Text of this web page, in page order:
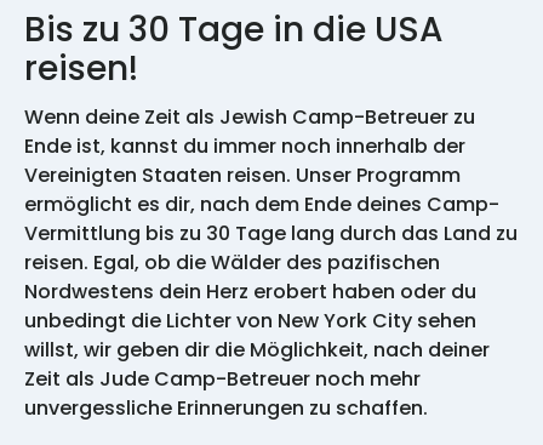
Bis zu 30 Tage in die USA
reisen!
Wenn deine Zeit als Jewish Camp-Betreuer zu
Ende ist, kannst du immer noch innerhalb der
Vereinigten Staaten reisen. Unser Programm
ermöglicht es dir, nach dem Ende deines Camp-
Vermittlung bis zu 30 Tage lang durch das Land zu
reisen. Egal, ob die Wälder des pazifischen
Nordwestens dein Herz erobert haben oder du
unbedingt die Lichter von New York City sehen
willst, wir geben dir die Möglichkeit, nach deiner
Zeit als Jude Camp-Betreuer noch mehr
unvergessliche Erinnerungen zu schaffen.